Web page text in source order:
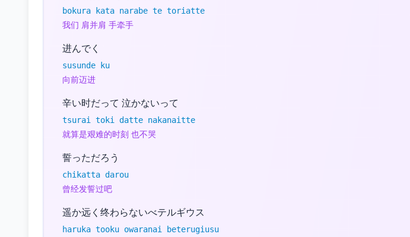
bokura kata narabe te toriatte
我们 肩并肩 手牵手
进んでく
susunde ku
向前迈进
辛い时だって 泣かないって
tsurai toki datte nakanaitte
就算是艰难的时刻 也不哭
誓っただろう
chikatta darou
曾经发誓过吧
遥か远く终わらないべテルギウス
haruka tooku owaranai beterugiusu